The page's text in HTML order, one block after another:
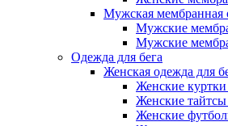
Мужская мембранная
Мужские
Мужские
Одежда для бега
Женская одежда для
Женские куртки
Женские
Женские